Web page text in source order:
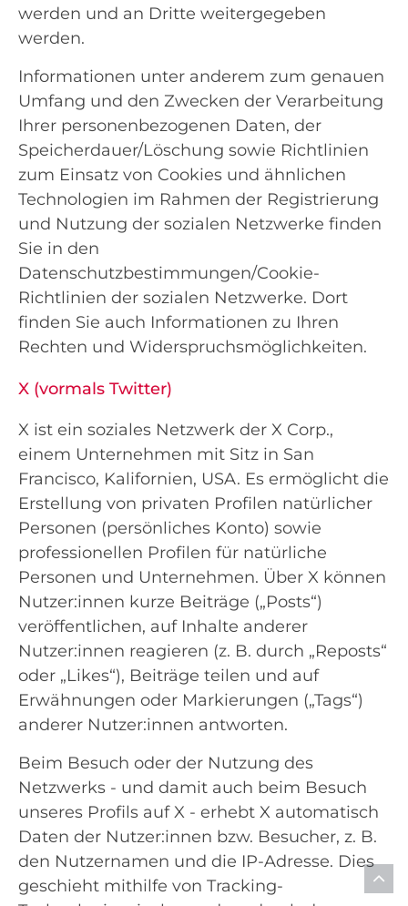
werden und an Dritte weitergegeben
werden.
Informationen unter anderem zum genauen
Umfang und den Zwecken der Verarbeitung
Ihrer personenbezogenen Daten, der
Speicherdauer/Löschung sowie Richtlinien
zum Einsatz von Cookies und ähnlichen
Technologien im Rahmen der Registrierung
und Nutzung der sozialen Netzwerke finden
Sie in den
Datenschutzbestimmungen/Cookie-
Richtlinien der sozialen Netzwerke. Dort
finden Sie auch Informationen zu Ihren
Rechten und Widerspruchsmöglichkeiten.
X (vormals Twitter)
X ist ein soziales Netzwerk der X Corp.,
einem Unternehmen mit Sitz in San
Francisco, Kalifornien, USA. Es ermöglicht die
Erstellung von privaten Profilen natürlicher
Personen (persönliches Konto) sowie
professionellen Profilen für natürliche
Personen und Unternehmen. Über X können
Nutzer:innen kurze Beiträge („Posts“)
veröffentlichen, auf Inhalte anderer
Nutzer:innen reagieren (z. B. durch „Reposts“
oder „Likes“), Beiträge teilen und auf
Erwähnungen oder Markierungen („Tags“)
anderer Nutzer:innen antworten.
Beim Besuch oder der Nutzung des
Netzwerks - und damit auch beim Besuch
unseres Profils auf X - erhebt X automatisch
Daten der Nutzer:innen bzw. Besucher, z. B.
den Nutzernamen und die IP-Adresse. Dies
geschieht mithilfe von Tracking-